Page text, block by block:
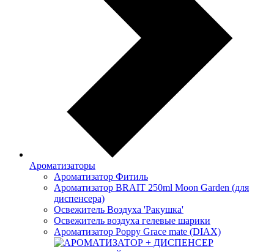
Ароматизаторы
Ароматизатор Фитиль
Ароматизатор BRAIT 250ml Moon Garden (для
диспенсера)
Освежитель Воздуха 'Ракушка'
Освежитель воздуха гелевые шарики
Ароматизатор Poppy Grace mate (DIAX)